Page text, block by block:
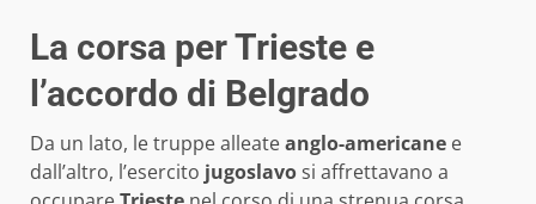
La corsa per Trieste e
l’accordo di Belgrado
Da un lato, le truppe alleateanglo-americane e
dall’altro, l’esercito jugoslavosi affrettavano a